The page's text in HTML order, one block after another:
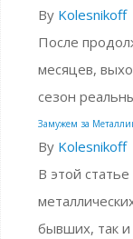
By Kolesnikoff
После
месяцев,
сезон
Замужем за
By Kolesnikoff
В этой
бывших, так и